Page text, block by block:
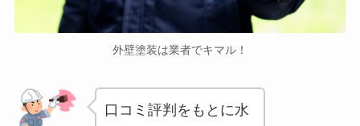
外壁塗装は業者でキマル！
口コミ評判をもとに水